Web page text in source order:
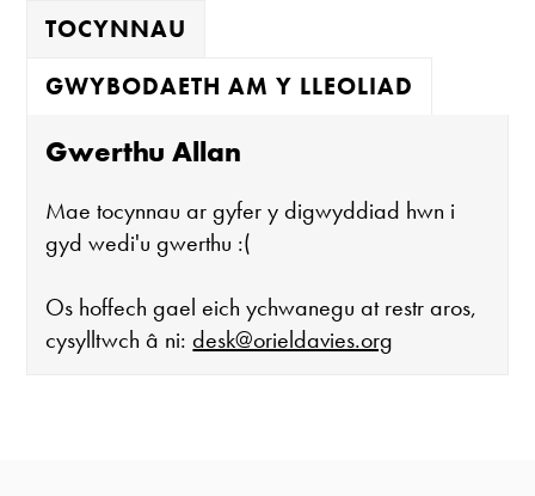
TOCYNNAU
GWYBODAETH AM Y LLEOLIAD
Gwerthu Allan
Mae tocynnau ar gyfer y digwyddiad hwn i
gyd wedi'u gwerthu :(
Os hoffech gael eich ychwanegu at restr aros,
cysylltwch â ni:desk@orieldavies.org